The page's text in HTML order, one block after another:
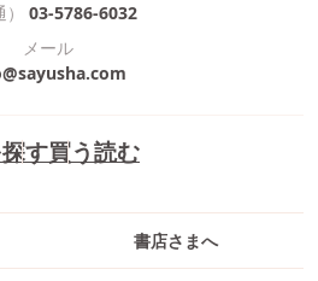
す買う読む
書店さまへ
03-5786-6032
メール